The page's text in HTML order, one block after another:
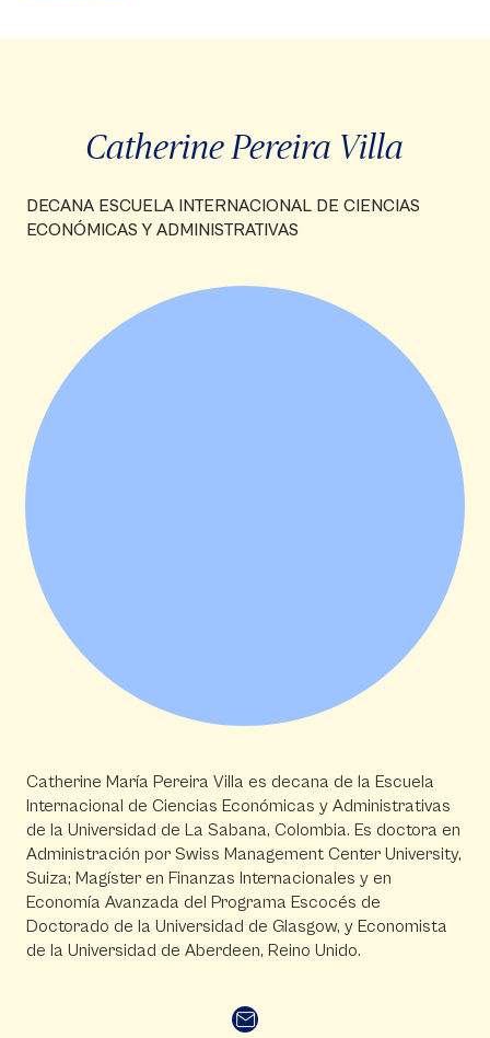
Catherine Pereira Villa
DECANA ESCUELA INTERNACIONAL DE CIENCIAS
ECONÓMICAS Y ADMINISTRATIVAS
Catherine María Pereira Villa es decana de la Escuela
Internacional de Ciencias Económicas y Administrativas
de la Universidad de La Sabana, Colombia. Es doctora en
Administración por Swiss Management Center University,
Suiza; Magíster en Finanzas Internacionales y en
Economía Avanzada del Programa Escocés de
Doctorado de la Universidad de Glasgow, y Economista
de la Universidad de Aberdeen, Reino Unido.